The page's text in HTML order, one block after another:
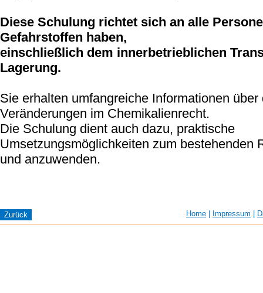
Diese Schulung richtet sich an alle
Gefahrstoffen haben,
einschließlich dem innerbetrieblichen
Lagerung.
Sie erhalten umfangreiche Informationen
Veränderungen im Chemikalienrecht.
Die Schulung dient auch dazu, praktische
Umsetzungsmöglichkeiten zum bestehenden
und anzuwenden.
Home | Impressum |